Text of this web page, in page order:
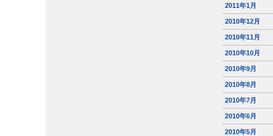
2011年1月
2010年12月
2010年11月
2010年10月
2010年9月
2010年8月
2010年7月
2010年6月
2010年5月